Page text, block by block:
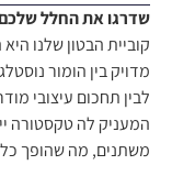
שדרגו את החלל
קוביית הבטון שלנו
מדויק בין הומור
לבין תחכום עיצובי
המעניק לה טקסטורה
משתנים, מה שהופך